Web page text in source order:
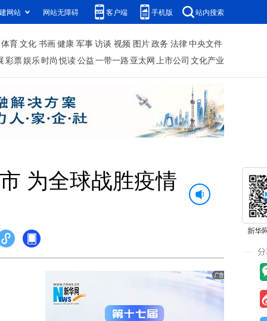
网站 网站无障碍 客户端 手机版 站内搜索
体育文化 书画健康 军事访谈 视频 图片政务 法律中央文件
彩票娱乐时尚 悦读公益一带一路 亚太网上市公司 文化产业
为全球战胜疫情